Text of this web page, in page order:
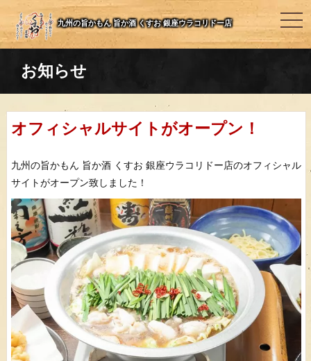
九州の旨かもん 旨か酒 くすお 銀座ウラコリドー店
お知らせ
オフィシャルサイトがオープン！
九州の旨かもん 旨か酒 くすお 銀座ウラコリドー店のオフィシャル
サイトがオープン致しました！